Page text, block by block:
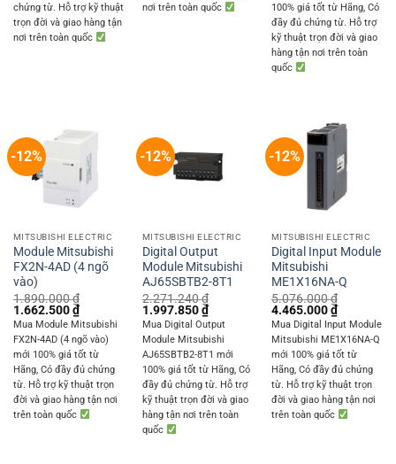
chứng từ. Hỗ trợ kỹ thuật
trọn đời và giao hàng tận
nơi trên toàn quốc
nơi trên toàn quốc
100% giá tốt từ Hãng, Có
đầy đủ chứng từ. Hỗ trợ
kỹ thuật trọn đời và giao
hàng tận nơi trên toàn
quốc
-12%
MITSUBISHI ELECTRIC
Module Mitsubishi
FX2N-4AD (4 ngõ
vào)
1.890.000₫
Original
price
was:
1.890.000 ₫.
1.662.500₫Current
price
is:
1.662.500 ₫.
Mua Module Mitsubishi
FX2N-4AD (4 ngõ vào)
mới 100% giá tốt từ
Hãng, Có đầy đủ chứng
từ. Hỗ trợ kỹ thuật trọn
đời và giao hàng tận nơi
trên toàn quốc
-12%
MITSUBISHI ELECTRIC
Digital Output
Module Mitsubishi
AJ65SBTB2-8T1
2.271.240₫
Original
price
was:
2.271.240 ₫.
1.997.850₫Current
price
is:
1.997.850 ₫.
Mua Digital Output
Module Mitsubishi
AJ65SBTB2-8T1 mới
100% giá tốt từ Hãng, Có
đầy đủ chứng từ. Hỗ trợ
kỹ thuật trọn đời và giao
hàng tận nơi trên toàn
quốc
-12%
MITSUBISHI ELECTRIC
Digital Input Module
Mitsubishi
ME1X16NA-Q
5.076.000₫
Original
price
was:
5.076.000 ₫.
4.465.000₫Current
price
is:
4.465.000
Mua Digital Input Module
Mitsubishi ME1X16NA-Q
mới 100% giá tốt từ
Hãng, Có đầy đủ chứng
từ. Hỗ trợ kỹ thuật trọn
đời và giao hàng tận nơi
trên toàn quốc